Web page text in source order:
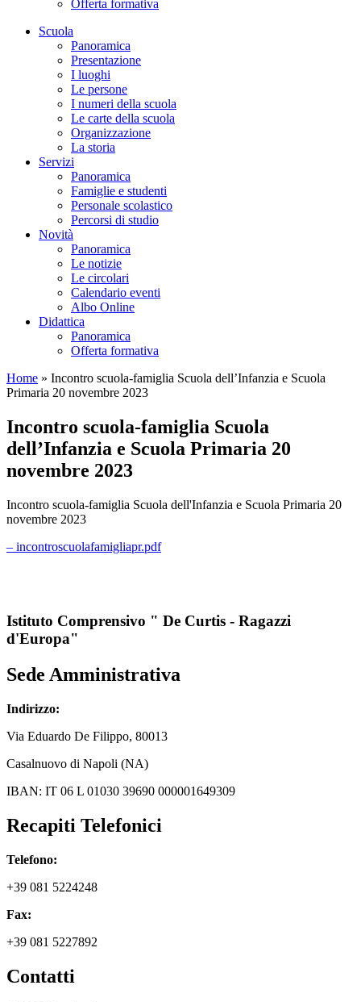
Offerta formativa
Scuola
Panoramica
Presentazione
I luoghi
Le persone
I numeri della scuola
Le carte della scuola
Organizzazione
La storia
Servizi
Panoramica
Famiglie e studenti
Personale scolastico
Percorsi di studio
Novità
Panoramica
Le notizie
Le circolari
Calendario eventi
Albo Online
Didattica
Panoramica
Offerta formativa
Home » Incontro scuola-famiglia Scuola dell’Infanzia e Scuola
Primaria 20 novembre 2023
Incontro scuola-famiglia Scuola
dell’Infanzia e Scuola Primaria 20
novembre 2023
Incontro scuola-famiglia Scuola dell'Infanzia e Scuola Primaria 20
novembre 2023
– incontroscuolafamigliapr.pdf
Istituto Comprensivo " De Curtis - Ragazzi
d'Europa"
Sede Amministrativa
Indirizzo:
Via Eduardo De Filippo, 80013
Casalnuovo di Napoli (NA)
IBAN: IT 06 L 01030 39690 000001649309
Recapiti Telefonici
Telefono:
+39 081 5224248
Fax:
+39 081 5227892
Contatti